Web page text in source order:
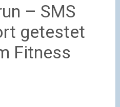
– SMS
getestet
Fitness